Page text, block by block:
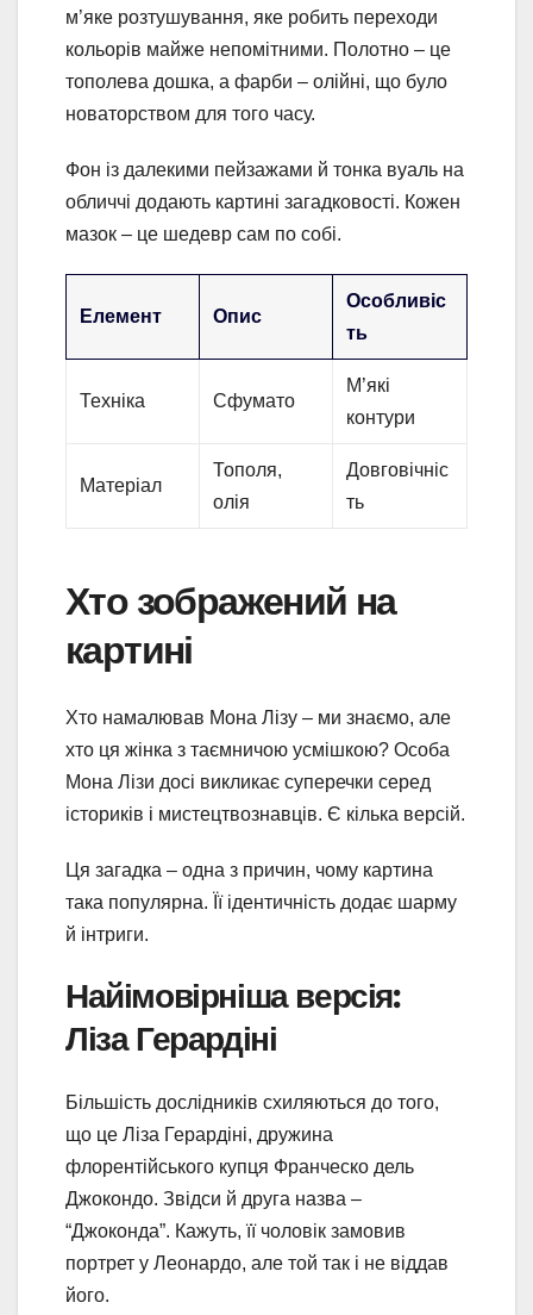
м’яке розтушування, яке робить переходи
кольорів майже непомітними. Полотно – це
тополева дошка, а фарби – олійні, що було
новаторством для того часу.
Фон із далекими пейзажами й тонка вуаль на
обличчі додають картині загадковості. Кожен
мазок – це шедевр сам по собі.
Елемент Опис
Особливіс
ть
Техніка Сфумато
М’які
контури
Матеріал
Тополя,
олія
Довговічніс
ть
Хто зображений на
картині
Хто намалював Мона Лізу – ми знаємо, але
хто ця жінка з таємничою усмішкою? Особа
Мона Лізи досі викликає суперечки серед
істориків і мистецтвознавців. Є кілька версій.
Ця загадка – одна з причин, чому картина
така популярна. Її ідентичність додає шарму
й інтриги.
Найімовірніша версія:
Ліза Герардіні
Більшість дослідників схиляються до того,
що це Ліза Герардіні, дружина
флорентійського купця Франческо дель
Джокондо. Звідси й друга назва –
“Джоконда”. Кажуть, її чоловік замовив
портрет у Леонардо, але той так і не віддав
його.